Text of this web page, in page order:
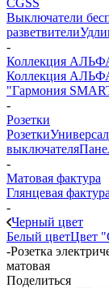
CGSS
Выключатели
разветвители
-
Коллекция
Коллекция
"Гармония
-
Розетки
Розетки
выключателя
-
Матовая фактура
Глянцевая фактура
-
Черный цвет
Белый цветЦвет
-Розетка
матовая
Поделиться